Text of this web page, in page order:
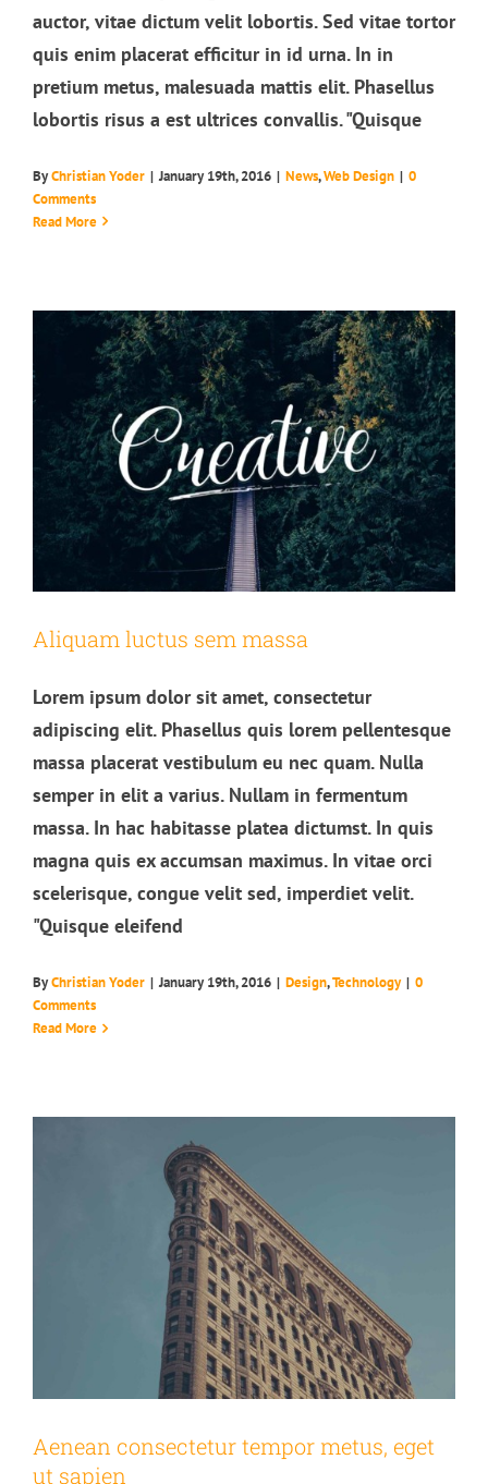
auctor, vitae dictum velit lobortis. Sed vitae tortor
quis enim placerat efficitur in id urna. In in
pretium metus, malesuada mattis elit. Phasellus
lobortis risus a est ultrices convallis. "Quisque
ByChristian Yoder | January 19th, 2016 | News,Web Design | 0
Comments
Read More
Aliquam luctus sem massa
Aliquam luctus sem massa
Lorem ipsum dolor sit amet, consectetur
adipiscing elit. Phasellus quis lorem pellentesque
massa placerat vestibulum eu nec quam. Nulla
semper in elit a varius. Nullam in fermentum
massa. In hac habitasse platea dictumst. In quis
magna quis ex accumsan maximus. In vitae orci
scelerisque, congue velit sed, imperdiet velit.
"Quisque eleifend
ByChristian Yoder | January 19th, 2016 | Design,Technology | 0
Comments
Read More
Aenean consectetur tempor metus,
Aenean consectetur tempor metus, eget
ut sapien